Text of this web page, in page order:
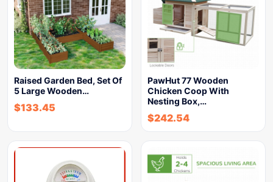
Raised Garden Bed, Set Of
5 Large Wooden…
$133.45
PawHut 77 Wooden
Chicken Coop With
Nesting Box,…
$242.54